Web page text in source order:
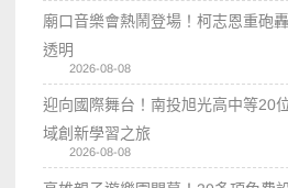
廟口音樂會熱鬧登場！柯志恩重砲
透明
2026-08-08
迎向國際舞台！南投旭光高中等20
域創新學習之旅
2026-08-08